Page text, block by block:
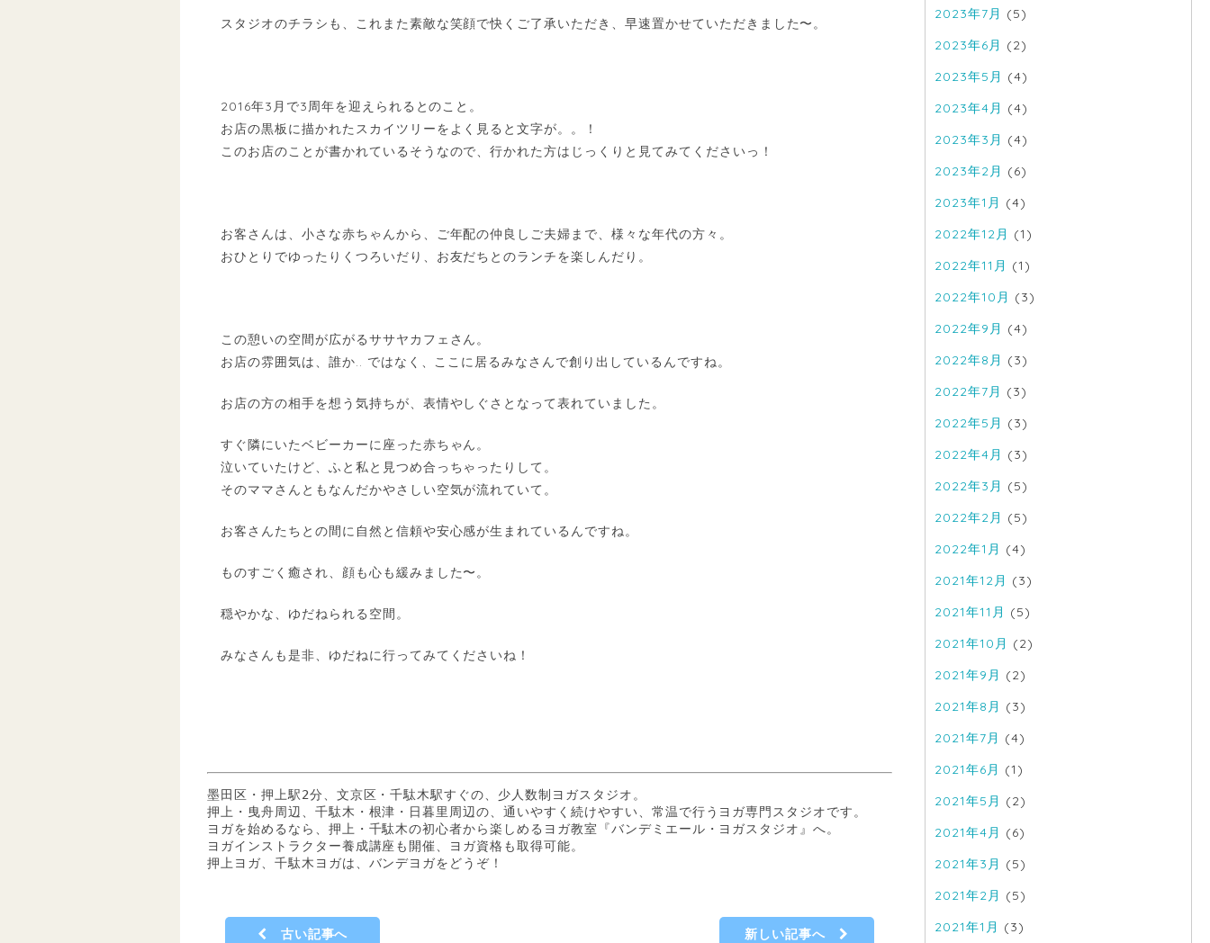
スタジオのチラシも、これまた素敵な笑顔で快くご了承いただき、早速置かせていただきました〜。
2016年3月で3周年を迎えられるとのこと。
お店の黒板に描かれたスカイツリーをよく見ると文字が。。！
このお店のことが書かれているそうなので、行かれた方はじっくりと見てみてくださいっ！
お客さんは、小さな赤ちゃんから、ご年配の仲良しご夫婦まで、様々な年代の方々。
おひとりでゆったりくつろいだり、お友だちとのランチを楽しんだり。
この憩いの空間が広がるササヤカフェさん。
お店の雰囲気は、誰か.. ではなく、ここに居るみなさんで創り出しているんですね。
お店の方の相手を想う気持ちが、表情やしぐさとなって表れていました。
すぐ隣にいたベビーカーに座った赤ちゃん。
泣いていたけど、ふと私と見つめ合っちゃったりして。
そのママさんともなんだかやさしい空気が流れていて。
お客さんたちとの間に自然と信頼や安心感が生まれているんですね。
ものすごく癒され、顔も心も緩みました〜。
穏やかな、ゆだねられる空間。
みなさんも是非、ゆだねに行ってみてくださいね！
墨田区・押上駅2分、文京区・千駄木駅すぐの、少人数制ヨガスタジオ。
押上・曳舟周辺、千駄木・根津・日暮里周辺の、通いやすく続けやすい、常温で行うヨガ専門スタジオです。
ヨガを始めるなら、押上・千駄木の初心者から楽しめるヨガ教室『バンデミエール・ヨガスタジオ』へ。
ヨガインストラクター養成講座も開催、ヨガ資格も取得可能。
押上ヨガ、千駄木ヨガは、バンデヨガをどうぞ！
古い記事へ 新しい記事へ
2023年7月 (5)
2023年6月 (2)
2023年5月 (4)
2023年4月 (4)
2023年3月 (4)
2023年2月 (6)
2023年1月 (4)
2022年12月 (1)
2022年11月 (1)
2022年10月 (3)
2022年9月 (4)
2022年8月 (3)
2022年7月 (3)
2022年5月 (3)
2022年4月 (3)
2022年3月 (5)
2022年2月 (5)
2022年1月 (4)
2021年12月 (3)
2021年11月 (5)
2021年10月 (2)
2021年9月 (2)
2021年8月 (3)
2021年7月 (4)
2021年6月 (1)
2021年5月 (2)
2021年4月 (6)
2021年3月 (5)
2021年2月 (5)
2021年1月 (3)